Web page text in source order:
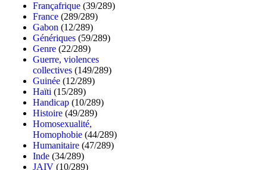
Françafrique (39/289)
France (289/289)
Gabon (12/289)
Génériques (59/289)
Genre (22/289)
Guerre, violences
collectives (149/289)
Guinée (12/289)
Haïti (15/289)
Handicap (10/289)
Histoire (49/289)
Homosexualité,
Homophobie (44/289)
Humanitaire (47/289)
Inde (34/289)
JAIV (10/289)